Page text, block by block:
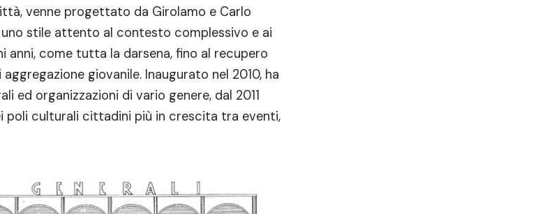
venne progettato da Girolamo e Carlo
stile attento al contesto complessivo e ai
come tutta la darsena, fino al recupero
giovanile. Inaugurato nel 2010, ha
ed organizzazioni di vario genere, dal 2011
poli culturali cittadini più in crescita tra eventi,